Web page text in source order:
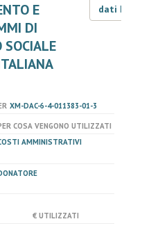
E
DI
SOCIALE
dati LOD
XM-DAC-6-4-011383-01-3
COSA VENGONO UTILIZZATI
AMMINISTRATIVI
€ UTILIZZATI